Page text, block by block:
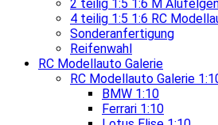
2 teilig 1:5 1:6 M
4 teilig 1:5 1:6 RC
Sonderanfertigung
Reifenwahl
RC Modellauto Galerie
RC Modellauto Galerie
BMW 1:10
Ferrari 1:10